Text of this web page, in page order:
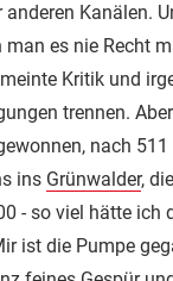
anderen Kanälen.
es nie Recht
Kritik und
trennen.
nach
ins Grünwalder,
- so viel hätte ich
ist die Pumpe